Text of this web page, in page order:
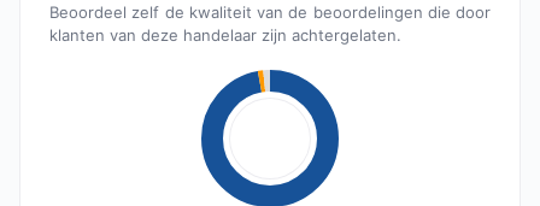
Beoordeel zelf de kwaliteit van de beoordelingen die door
klanten van deze handelaar zijn achtergelaten.